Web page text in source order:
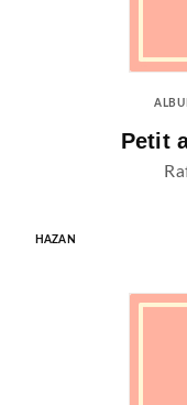
Petit
HAZAN